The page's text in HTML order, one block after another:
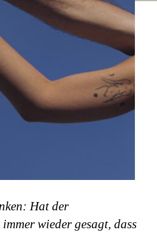
Hat der
wieder gesagt, dass